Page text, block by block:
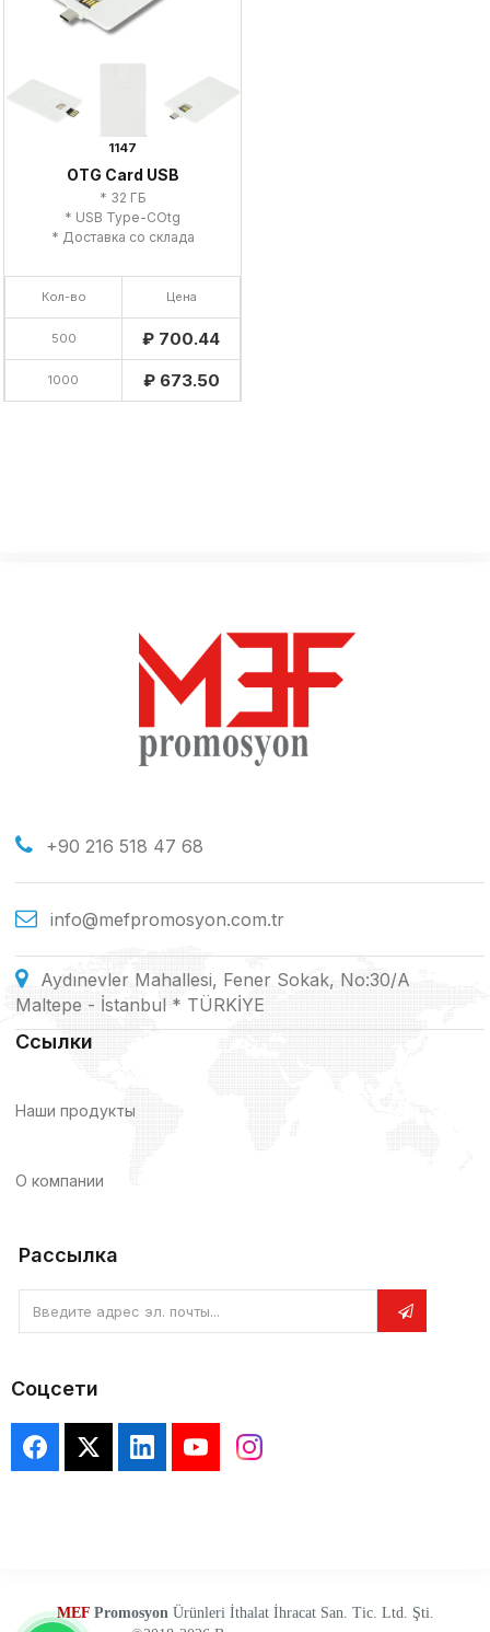
1147
OTG Card USB
* 32 ГБ
* USB Type-COtg
* Доставка со склада
Кол-во Цена
500 ₽ 700.44
1000 ₽ 673.50
+90 216 518 47 68
info@mefpromosyon.com.tr
Aydınevler Mahallesi, Fener Sokak, No:30/A
Maltepe - İstanbul * TÜRKİYE
Ссылки
Наши продукты
О компании
Рассылка
Соцсети
MEFPromosyonÜrünleri İthalat İhracat San. Tic. Ltd. Şti.